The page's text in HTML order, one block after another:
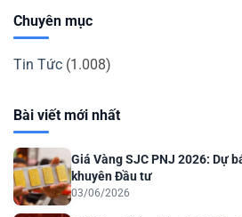
Chuyên mục
Tin Tức (1.008)
Bài viết mới nhất
Giá Vàng SJC PNJ 2026: Dự
khuyên Đầu tư
03/06/2026